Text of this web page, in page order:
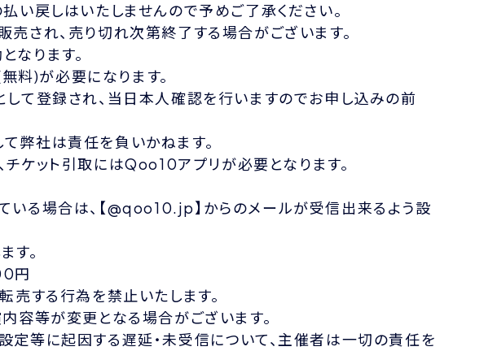
い戻しはいたしませんので予めご了承ください。
され、売り切れ次第終了する場合がございます。
なります。
料)が必要になります。
登録され、当日本人確認を行いますのでお申し込みの前
弊社は責任を負いかねます。
ケット引取にはQoo10アプリが必要となります。
る場合は、【@qoo10.jp】からのメールが受信出来るよう設
す。
円
売する行為を禁止いたします。
容等が変更となる場合がございます。
定等に起因する遅延・未受信について、主催者は一切の責任を